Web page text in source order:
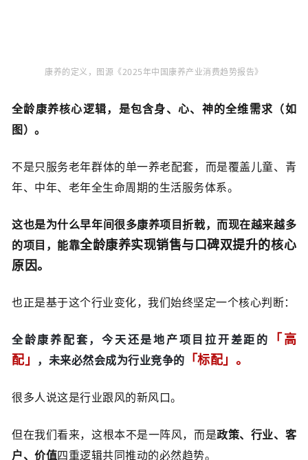
康养的定义，图源《2025年中国康养产业消费趋势报告》
全龄康养核心逻辑，是包含身、心、神的全维需求（如
图）。
不是只服务老年群体的单一养老配套，而是覆盖儿童、青
年、中年、老年全生命周期的生活服务体系。
这也是为什么早年间很多康养项目折戟，而现在越来越多
的项目，能靠全龄康养实现销售与口碑双提升的核心
原因。
也正是基于这个行业变化，我们始终坚定一个核心判断：
全龄康养配套，今天还是地产项目拉开差距的
「高
配」 ，未来必然会成为行业竞争的 「标配」。
很多人说这是行业跟风的新风口。
但在我们看来，这根本不是一阵风，而是政策、行业、客
户、价值四重逻辑共同推动的必然趋势。